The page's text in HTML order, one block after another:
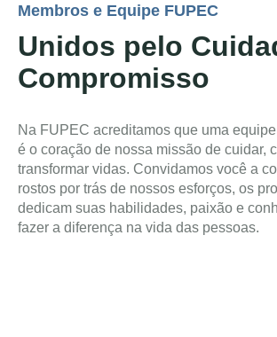
Membros e Equipe FUPEC
Unidos pelo
Compromisso
Na FUPEC acreditamos que uma
é o coração de nossa missão de cuidar,
transformar vidas. Convidamos você a
rostos por trás de nossos esforços, os
dedicam suas habilidades, paixão e
fazer a diferença na vida das pessoas.